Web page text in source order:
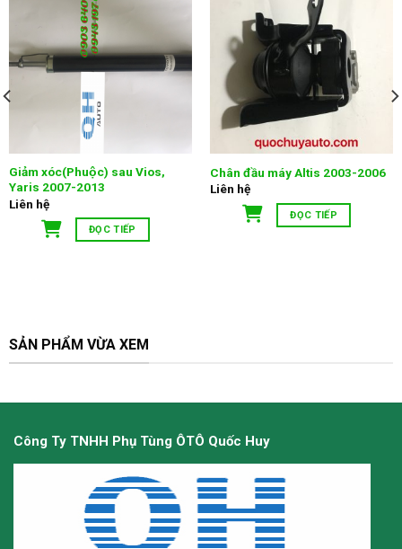
Giảm xóc(Phuộc) sau Vios,
Yaris 2007-2013
Liên hệ
ĐỌC TIẾP
Chân đầu máy Altis 2003-2006
Liên hệ
ĐỌC TIẾP
SẢN PHẨM VỪA XEM
Công Ty TNHH Phụ Tùng ÔTÔ Quốc Huy